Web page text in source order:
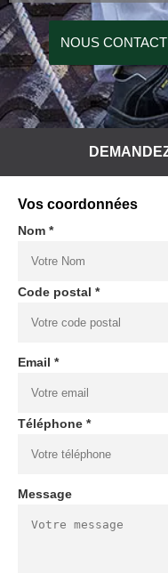
NOUS
Vos coordonnées
Nom *
Code postal *
Email *
Téléphone *
Message